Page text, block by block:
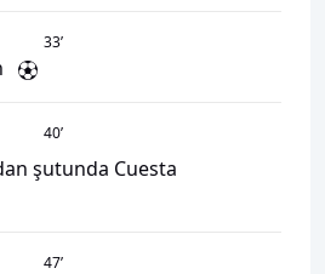
33’
40’
şutunda Cuesta
47’